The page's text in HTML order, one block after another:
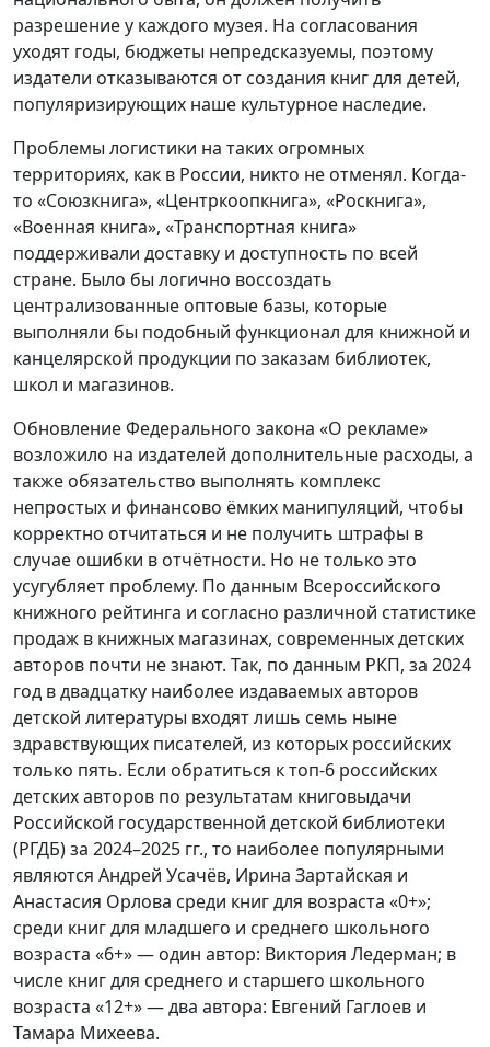
разрешение у каждого музея. На согласования
уходят годы, бюджеты непредсказуемы, поэтому
издатели отказываются от создания книг для детей,
популяризирующих наше культурное наследие.
Проблемы логистики на таких огромных
территориях, как в России, никто не отменял. Когда-
то «Союзкнига», «Центркоопкнига», «Роскнига»,
«Военная книга», «Транспортная книга»
поддерживали доставку и доступность по всей
стране. Было бы логично воссоздать
централизованные оптовые базы, которые
выполняли бы подобный функционал для книжной и
канцелярской продукции по заказам библиотек,
школ и магазинов.
Обновление Федерального закона «О рекламе»
возложило на издателей дополнительные расходы, а
также обязательство выполнять комплекс
непростых и финансово ёмких манипуляций, чтобы
корректно отчитаться и не получить штрафы в
случае ошибки в отчётности. Но не только это
усугубляет проблему. По данным Всероссийского
книжного рейтинга и согласно различной статистике
продаж в книжных магазинах, современных детских
авторов почти не знают. Так, по данным РКП, за 2024
год в двадцатку наиболее издаваемых авторов
детской литературы входят лишь семь ныне
здравствующих писателей, из которых российских
только пять. Если обратиться к топ-6 российских
детских авторов по результатам книговыдачи
Российской государственной детской библиотеки
(РГДБ) за 2024–2025 гг., то наиболее популярными
являются Андрей Усачёв, Ирина Зартайская и
Анастасия Орлова среди книг для возраста «0+»;
среди книг для младшего и среднего школьного
возраста «6+» — один автор: Виктория Ледерман; в
числе книг для среднего и старшего школьного
возраста «12+» — два автора: Евгений Гаглоев и
Тамара Михеева.